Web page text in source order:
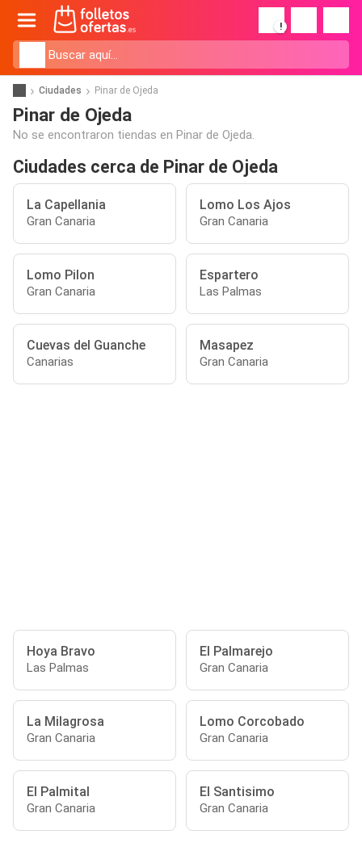
!
Ciudades Pinar de Ojeda
Pinar de Ojeda
No se encontraron tiendas en Pinar de Ojeda.
Ciudades cerca de Pinar de Ojeda
La Capellania
Gran Canaria
Lomo Los Ajos
Gran Canaria
Lomo Pilon
Gran Canaria
Espartero
Las Palmas
Cuevas del Guanche
Canarias
Masapez
Gran Canaria
Hoya Bravo
Las Palmas
El Palmarejo
Gran Canaria
La Milagrosa
Gran Canaria
Lomo Corcobado
Gran Canaria
El Palmital
Gran Canaria
El Santisimo
Gran Canaria